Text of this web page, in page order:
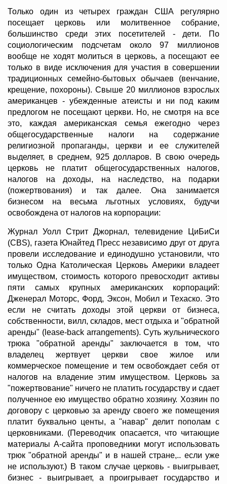
Только один из четырех граждан США регулярно
посещает церковь или молитвенное собрание,
большинство среди этих посетителей - дети. По
социологическим подсчетам около 97 миллионов
вообще не ходят молиться в церковь, а посещают ее
только в виде исключения для участия в совершении
традиционных семейно-бытовых обычаев (венчание,
крещение, похороны). Свыше 20 миллионов взрослых
американцев - убежденные атеисты и ни под каким
предлогом не посещают церкви. Но, не смотря на все
это, каждая американская семья ежегодно через
общегосударственные налоги на содержание
религиозной пропаганды, церкви и ее служителей
выделяет, в среднем, 925 долларов. В свою очередь
церковь не платит общегосударственных налогов,
налогов на доходы, на наследство, на подарки
(пожертвования) и так далее. Она занимается
бизнесом на весьма льготных условиях, будучи
освобождена от налогов на корпорации:
Журнал Уолл Стрит Джорнал, телевидение ЦиБиСи
(CBS), газета Юнайтед Пресс независимо друг от друга
провели исследование и единодушно установили, что
только Одна Католическая Церковь Америки владеет
имуществом, стоимость которого превосходит активы
пяти самых крупных американских корпораций:
Дженерал Моторс, Форд, Эксон, Мобил и Техаско. Это
если не считать доходы этой церкви от бизнеса,
собственности, вилл, складов, мест отдыха и "обратной
аренды" (lease-back arrangements). Суть жульнического
трюка "обратной аренды" заключается в том, что
владелец жертвует церкви свое жилое или
коммерческое помещение и тем освобождает себя от
налогов на владение этим имуществом. Церковь за
"пожертвование" ничего не платить государству и сдает
полученное ею имущество обратно хозяину. Хозяин по
договору с церковью за аренду своего же помещения
платит буквально центы, а "навар" делит пополам с
церковниками. (Переводчик опасается, что читающие
материалы А-сайта проповедники могут использовать
трюк "обратной аренды" и в нашей стране,.. если уже
не используют.) В таком случае церковь - выигрывает,
бизнес - выигрывает, а проигрывает государство и